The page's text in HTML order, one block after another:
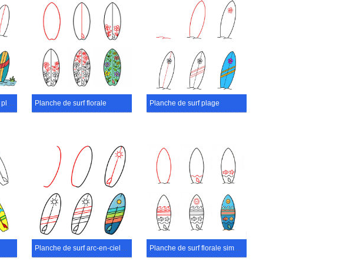
Planche de surf sable de plage Planche de surf florale Planche de surf plage
Planche de surf arc-en-ciel soleil Planche de surf florale simple